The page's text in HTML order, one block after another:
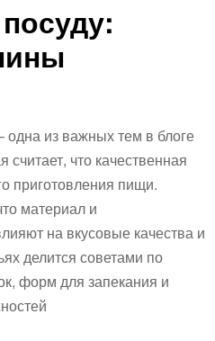
из важных тем в блоге
что качественная
приготовления пищи.
материал и
на вкусовые качества и
делится советами по
форм для запекания и